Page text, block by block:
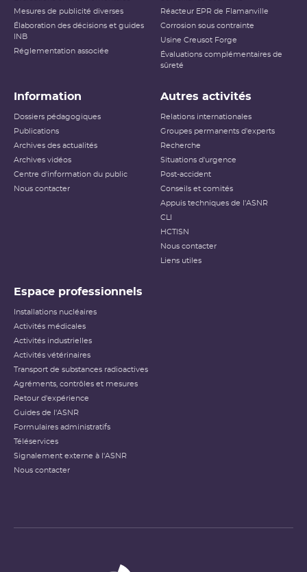
Niveau 5
Accident grave
Niveau 7 Accident majeur
L’échelle INES (International Nuclear and Radiological
au public l’importance d’un événement vis-à-vis de la
sûreté ou de la
. Cette échelle est
applicable aux événements survenant sur les
événements ayant des conséquences, potentielles ou
réelles, sur la radioprotection du public et des travailleurs.
Elle ne s’applique pas aux événements ayant un impact
habituellement utilisés pour classer les événements
reçue notamment) n’étant pas applicables dans ce
Échelle INES pour le
classement des incidents et
Mesures de publicité diverses
Élaboration des décisions et guides
INB
Réglementation associée
Réacteur EPR de Flamanville
Corrosion sous contrainte
Usine Creusot Forge
Évaluations complémentaires de
sûreté
Information
Dossiers pédagogiques
Publications
Archives des actualités
Archives vidéos
Centre d'information du public
Nous contacter
Autres activités
Relations internationales
Groupes permanents d'experts
Recherche
Situations d'urgence
Post-accident
Conseils et comités
Appuis techniques de l'ASNR
CLI
HCTISN
Nous contacter
Liens utiles
Espace professionnels
Installations nucléaires
Activités médicales
Activités industrielles
Activités vétérinaires
Transport de substances radioactives
Agréments, contrôles et mesures
Retour d'expérience
Guides de l'ASNR
Formulaires administratifs
Téléservices
Signalement externe à l'ASNR
Nous contacter